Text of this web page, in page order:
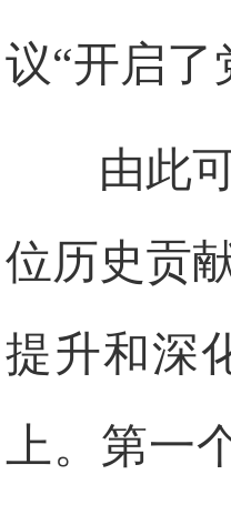
议“开启了
由此
位历史贡
提升和深
上。第一